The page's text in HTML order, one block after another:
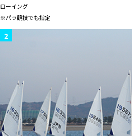
ローイング
※パラ競技でも指定
2